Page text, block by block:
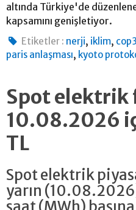
altında Türkiye'de
kapsamını genişletiyor.
Etiketler : nerji, iklim,
paris anlaşması, kyoto
Spot elektrik
10.08.2026
TL
Spot elektrik
yarın